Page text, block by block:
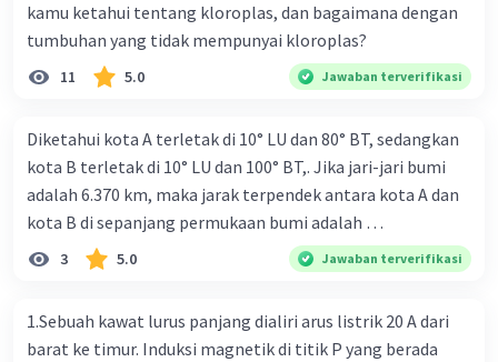
kamu ketahui tentang kloroplas, dan bagaimana dengan
tumbuhan yang tidak mempunyai kloroplas?
11 5.0 Jawaban terverifikasi
Diketahui kota A terletak di 10° LU dan 80° BT, sedangkan
kota B terletak di 10° LU dan 100° BT,. Jika jari-jari bumi
adalah 6.370 km, maka jarak terpendek antara kota A dan
kota B di sepanjang permukaan bumi adalah …
3 5.0 Jawaban terverifikasi
1.Sebuah kawat lurus panjang dialiri arus listrik 20 A dari
barat ke timur. Induksi magnetik di titik P yang berada